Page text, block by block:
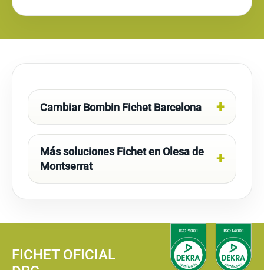
Cambiar Bombin Fichet Barcelona
Más soluciones Fichet en Olesa de
Montserrat
FICHET OFICIAL